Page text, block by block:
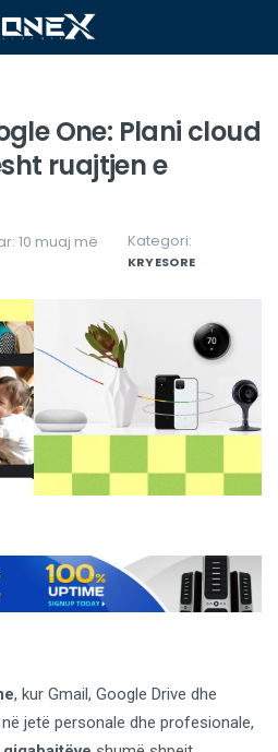
One: Plani cloud
ruajtjen e
10 muaj më
Kategori:
KRYESORE
, kur Gmail, Google Drive dhe
jetë personale dhe profesionale,